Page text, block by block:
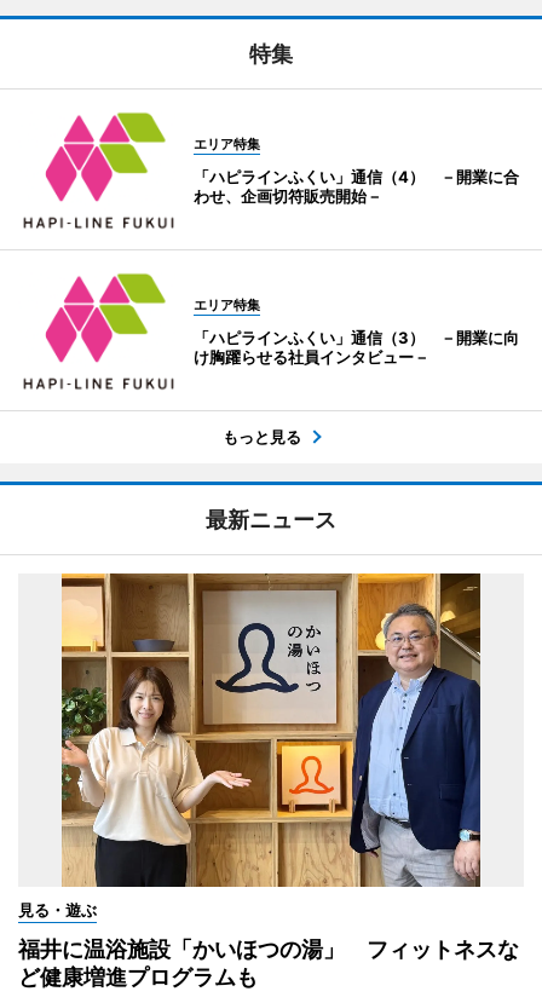
特集
エリア特集
「ハピラインふくい」通信（4） －開業に合
わせ、企画切符販売開始－
エリア特集
「ハピラインふくい」通信（3） －開業に向
け胸躍らせる社員インタビュー－
もっと見る
最新ニュース
見る・遊ぶ
福井に温浴施設「かいほつの湯」 フィットネスな
ど健康増進プログラムも